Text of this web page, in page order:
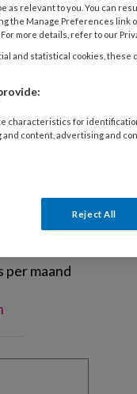
halve meter
dakgoten en
per maand
as relevant to you. You can
the Manage Preferences link
more details, refer to our
and statistical cookies, these
characteristics for
content, advertising and
Reject All